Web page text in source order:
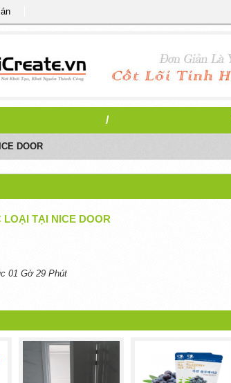
/
DOOR
TẠI NICE DOOR
01 Gờ 29 Phút